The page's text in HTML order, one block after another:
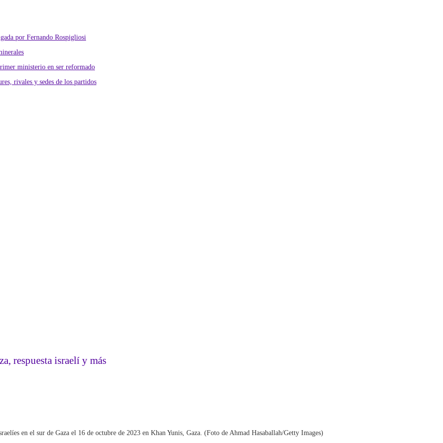
por Fernando Rospigliosi
ministerio en ser reformado
rivales y sedes de los partidos
respuesta israelí y más
en el sur de Gaza el 16 de octubre de 2023 en Khan Yunis, Gaza. (Foto de Ahmad Hasaballah/Getty Images)